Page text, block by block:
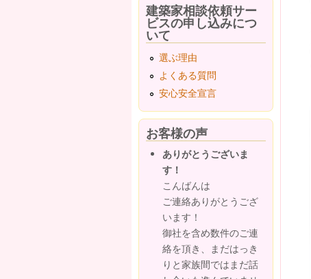
建築家相談依頼サー
ビスの申し込みにつ
いて
選ぶ理由
よくある質問
安心安全宣言
お客様の声
ありがとうございま
す！
こんばんは
ご連絡ありがとうござ
います！
御社を含め数件のご連
絡を頂き、まだはっき
りと家族間ではまだ話